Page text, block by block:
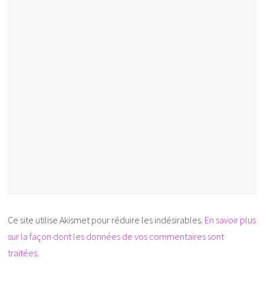
Ce site utilise Akismet pour réduire les indésirables. En savoir plus
sur la façon dont les données de vos commentaires sont
traitées.